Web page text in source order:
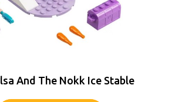
And The Nokk Ice Stable